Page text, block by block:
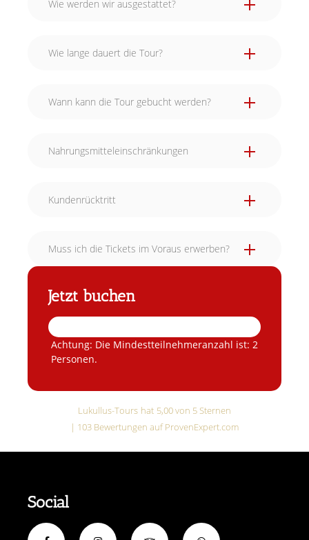
Wie werden wir ausgestattet?
Wie lange dauert die Tour?
Wann kann die Tour gebucht werden?
Nahrungsmitteleinschränkungen
Kundenrücktritt
Muss ich die Tickets im Voraus erwerben?
Jetzt buchen
Achtung: Die Mindestteilnehmeranzahl ist: 2
Personen.
Lukullus-Tours hat 5,00von 5Sternen
| 103 Bewertungen auf ProvenExpert.com
Social